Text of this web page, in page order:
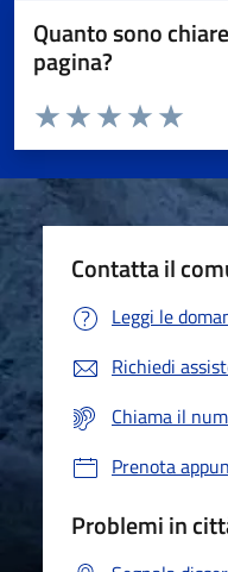
Quanto sono
pagina?
Valuta da 1 a 5 stelle la pagina
Valuta
Valuta 4
Valuta 3 stelle
Valuta 2 stelle su 5
Valuta 1 stelle su 5
Contatta il
Leggi le
Richiedi
Chiama il
Prenota
Problemi in